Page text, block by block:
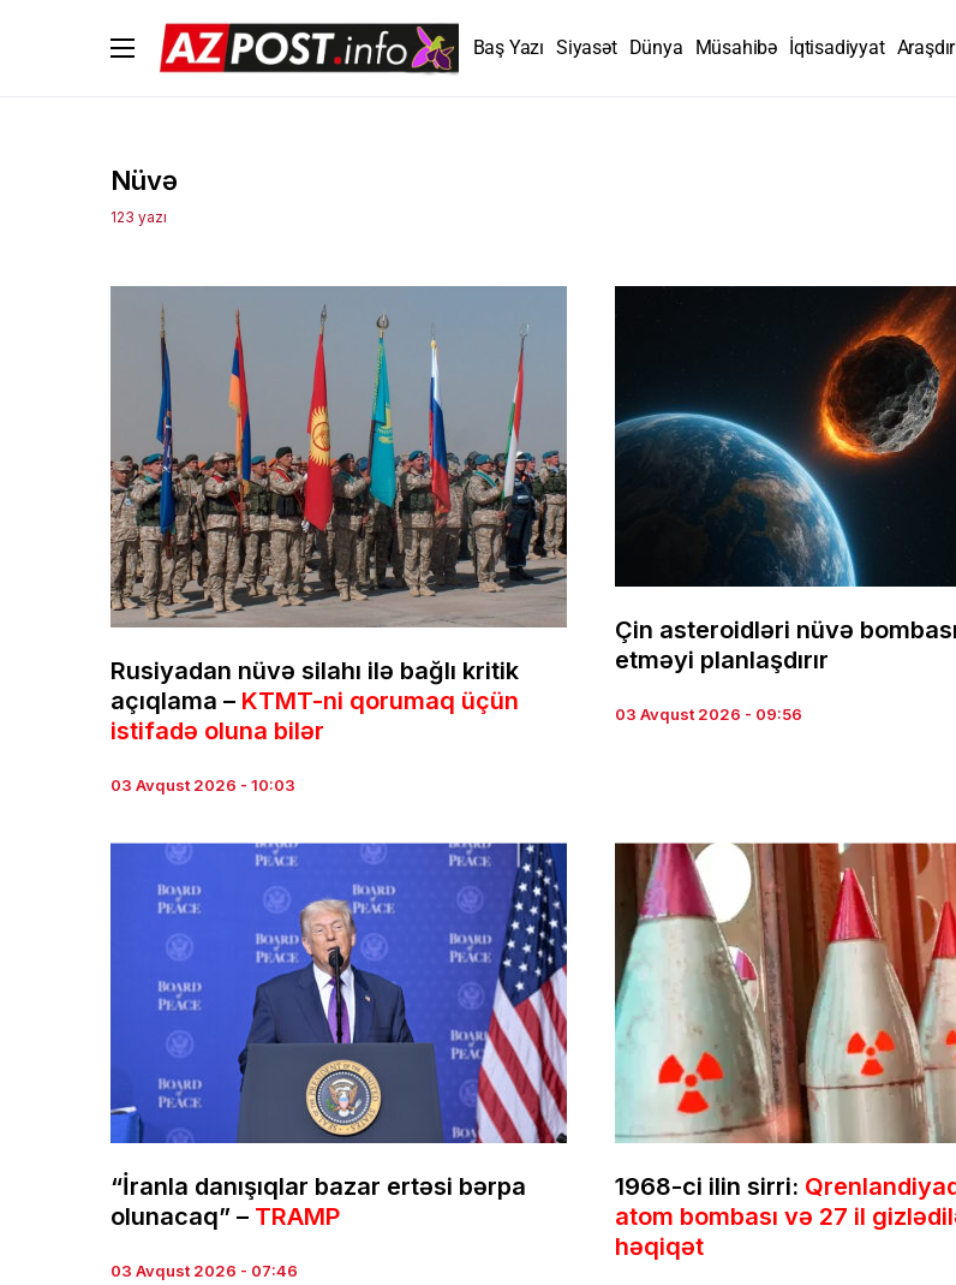
Baş Yazı Siyasət Dünya Müsahibə İqtisadiyyat
Nüvə
123 yazı
Rusiyadan nüvə silahı ilə bağlı kritik
açıqlama – KTMT-ni qorumaq üçün
istifadə oluna bilər
03 Avqust 2026 - 10:03
Çin asteroidləri nüvə
etməyi planlaşdırır
03 Avqust 2026 - 09:56
“İranla danışıqlar bazar ertəsi bərpa
olunacaq” – TRAMP
03 Avqust 2026 - 07:46
1968-ci ilin sirri:
atom bombası və 27 il
həqiqət